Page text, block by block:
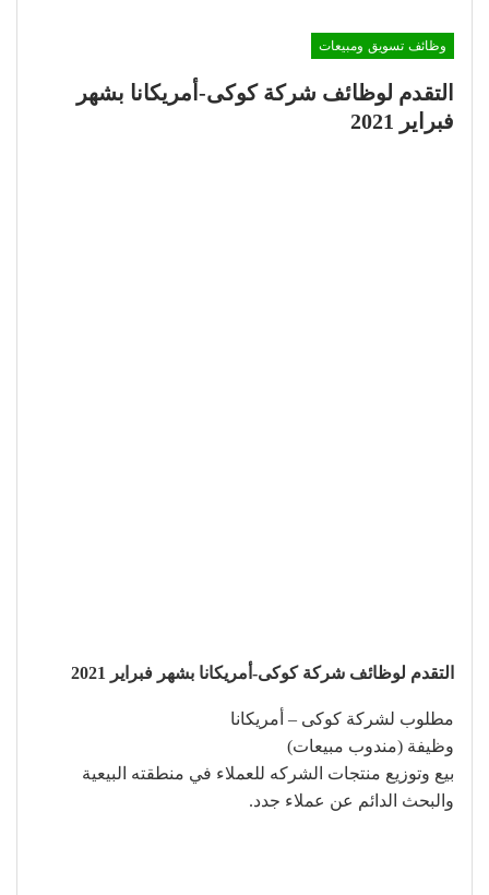
وظائف تسويق ومبيعات
التقدم لوظائف شركة كوكى-أمريكانا بشهر
فبراير 2021
التقدم لوظائف شركة كوكى-أمريكانا بشهر فبراير 2021
مطلوب لشركة كوكى – أمريكانا
وظيفة (مندوب مبيعات)
بيع وتوزيع منتجات الشركه للعملاء في منطقته البيعية
والبحث الدائم عن عملاء جدد.